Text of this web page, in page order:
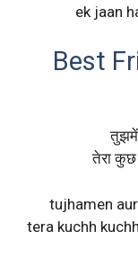
ek jaan
Best
तुझमें
तेरा
tujhamen
tera kuchh